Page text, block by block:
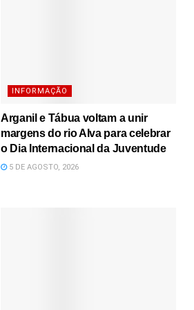
INFORMAÇÃO
Arganil e Tábua voltam a unir
margens do rio Alva para celebrar
o Dia Internacional da Juventude
5 DE AGOSTO, 2026